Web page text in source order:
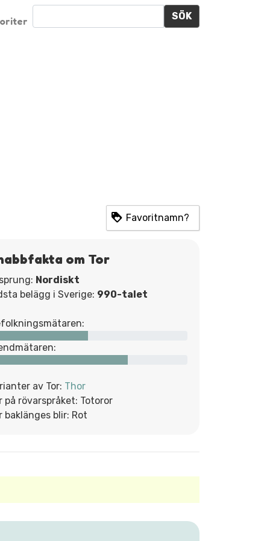
SÖK
Favoritnamn?
om Tor
Nordiskt
belägg i Sverige: 990-talet
av Tor: Thor
på rövarspråket: Totoror
baklänges blir: Rot